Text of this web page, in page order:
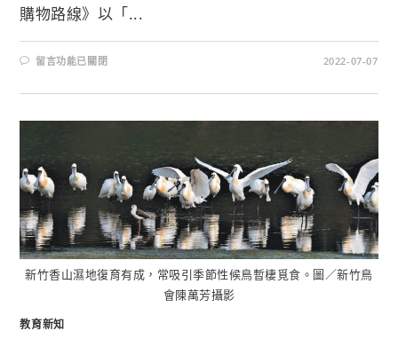
購物路線》以「...
留言功能已關閉 2022-07-07
新竹香山濕地復育有成，常吸引季節性候鳥暫棲覓食。圖／新竹鳥
會陳萬芳攝影
教育新知